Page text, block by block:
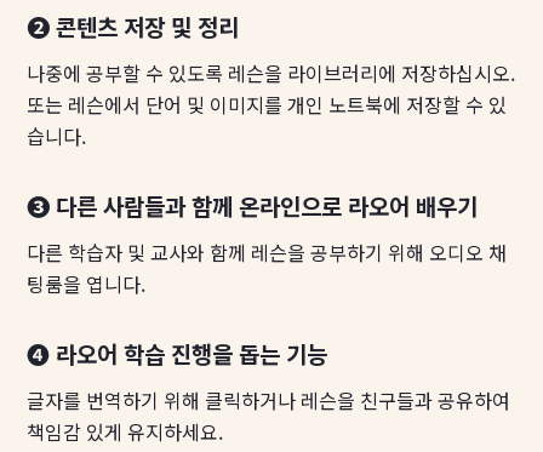
❷ 콘텐츠 저장 및 정리
나중에 공부할 수 있도록 레슨을 라이브러리에 저장하십시오.
또는 레슨에서 단어 및 이미지를 개인 노트북에 저장할 수 있
습니다.
❸ 다른 사람들과 함께 온라인으로 라오어 배우기
다른 학습자 및 교사와 함께 레슨을 공부하기 위해 오디오 채
팅룸을 엽니다.
❹ 라오어 학습 진행을 돕는 기능
글자를 번역하기 위해 클릭하거나 레슨을 친구들과 공유하여
책임감 있게 유지하세요.